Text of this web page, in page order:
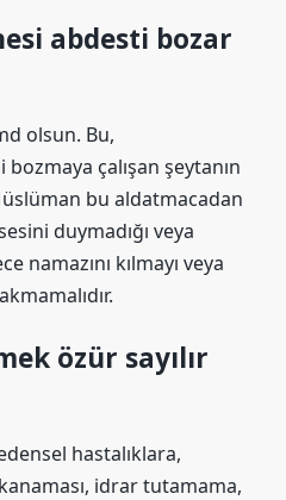
abdesti bozar
olsun. Bu,
çalışan şeytanın
bu aldatmacadan
duymadığı veya
namazını kılmayı veya
özür sayılır
hastalıklara,
idrar tutamama,